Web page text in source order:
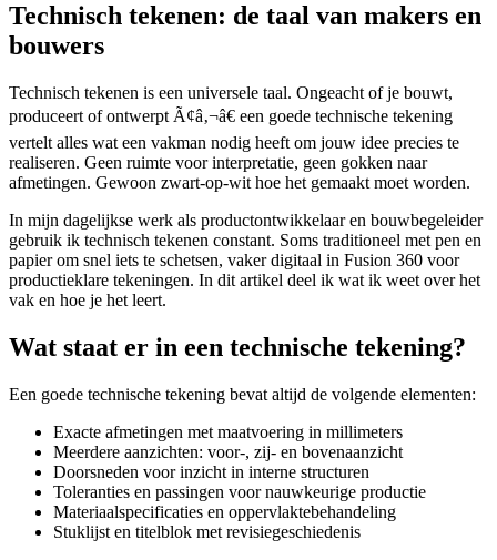
Technisch tekenen: de taal van makers en
bouwers
Technisch tekenen is een universele taal. Ongeacht of je bouwt,
produceert of ontwerpt Ã¢â‚¬â€ een goede technische tekening
vertelt alles wat een vakman nodig heeft om jouw idee precies te
realiseren. Geen ruimte voor interpretatie, geen gokken naar
afmetingen. Gewoon zwart-op-wit hoe het gemaakt moet worden.
In mijn dagelijkse werk als productontwikkelaar en bouwbegeleider
gebruik ik technisch tekenen constant. Soms traditioneel met pen en
papier om snel iets te schetsen, vaker digitaal in Fusion 360 voor
productieklare tekeningen. In dit artikel deel ik wat ik weet over het
vak en hoe je het leert.
Wat staat er in een technische tekening?
Een goede technische tekening bevat altijd de volgende elementen:
Exacte afmetingen met maatvoering in millimeters
Meerdere aanzichten: voor-, zij- en bovenaanzicht
Doorsneden voor inzicht in interne structuren
Toleranties en passingen voor nauwkeurige productie
Materiaalspecificaties en oppervlaktebehandeling
Stuklijst en titelblok met revisiegeschiedenis